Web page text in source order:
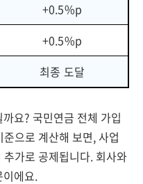
+0.5%p
+0.5%p
최종 도달
요? 국민연금 전체 가입
으로 계산해 보면, 사업
가로 공제됩니다. 회사와
에요.